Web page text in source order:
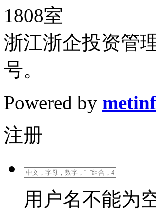
1808室
浙江浙企投资管
号。
Powered by
注册
用户名不能为